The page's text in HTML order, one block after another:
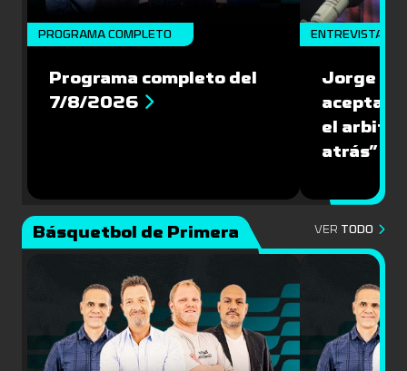
PROGRAMA COMPLETO
Programa completo del
7/8/2026
ENTREVISTA
Jorge
aceptar
el
atrás”
Básquetbol de Primera VER TODO